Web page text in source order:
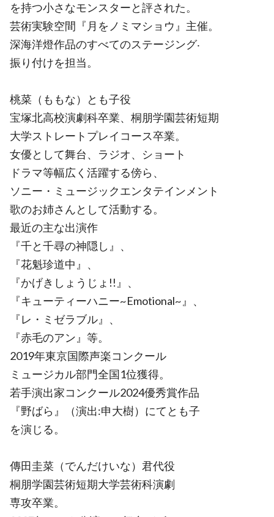
を持つ小さなモンスターと評された。
芸術実験空間『月をノミマショウ』主催。
深海洋燈作品のすべてのステージング‧
振り付けを担当。
桃菜（ももな）とも子役
宝塚北高校演劇科卒業、桐朋学園芸術短期
大学ストレートプレイコース卒業。
女優として舞台、ラジオ、ショート
ドラマ等幅広く活躍する傍ら、
ソニー・ミュージックエンタテインメント
歌のお姉さんとして活動する。
最近の主な出演作
『千と千尋の神隠し』、
『花魁珍道中』、
『かげきしょうじょ!!』、
『キューティーハニー~Emotional~』、
『レ・ミゼラブル』、
『赤毛のアン』等。
2019年東京国際声楽コンクール
ミュージカル部門全国1位獲得。
若手演出家コンクール2024優秀賞作品
『野ばら』（演出:申大樹）にてとも子
を演じる。
傳田圭菜（でんだけいな）君代役
桐朋学園芸術短期大学芸術科演劇
専攻卒業。